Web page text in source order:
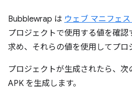
Bubblewrap は ウェブ マニフェス
プロジェクトで使用する値を確
求め、それらの値を使用してプロ
プロジェクトが生成されたら、次
APK を生成します。